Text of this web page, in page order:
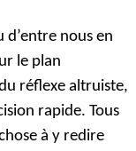
d’entre nous en
le plan
réflexe altruiste,
rapide. Tous
à y redire